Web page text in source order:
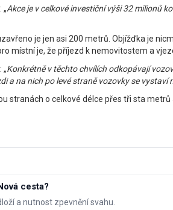
„Akce je v celkové investiční výši 32 milionů
je jen asi 200 metrů. Objížďka je
místní je, že příjezd k nemovitostem a
„Konkrétně v těchto chvílích odkopávají
a na nich po levé straně vozovky se
stranách o celkové délce přes tři sta
cesta?
a nutnost zpevnění svahu.